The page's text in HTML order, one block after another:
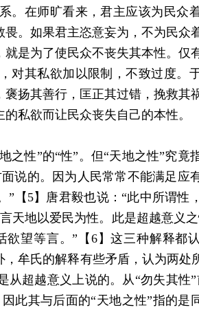
。在师旷看来，君主应该为民众
。如果君主恣意妄为，不为民众
是为了使民众不丧失其本性。仅
对其私欲加以限制，不致过度。
扬其善行，匡正其过错，挽救其
私欲而让民众丧失自己的本性。
之性”的“性”。但“天地之性”究竟
说的。因为人民常常不能满足应
【5】唐君毅也说：“此中所谓性
天地以爱民为性。此是超越意义
望等言。”【6】这三种解释都
牟氏的解释有些矛盾，认为两处
超越意义上说的。从“勿失其性”
此其与后面的“天地之性”指的是